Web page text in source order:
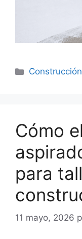
Categorías
Construcción
Cómo
para
11 mayo, 2026